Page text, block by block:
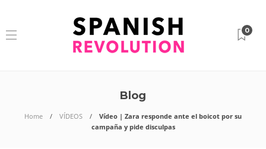
0
Blog
Home VÍDEOS
Vídeo | Zara responde ante el boicot por su
campaña y pide disculpas